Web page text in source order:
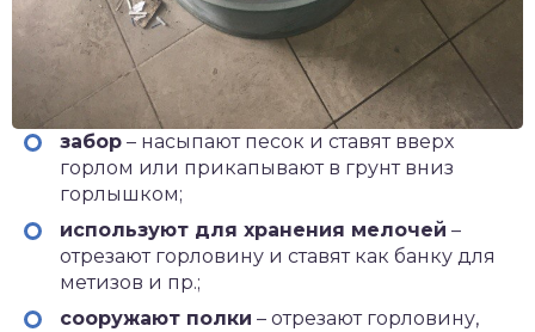
забор – насыпают песок и ставят вверх
горлом или прикапывают в грунт вниз
горлышком;
используют для хранения мелочей –
отрезают горловину и ставят как банку для
метизов и пр.;
сооружают полки – отрезают горловину,